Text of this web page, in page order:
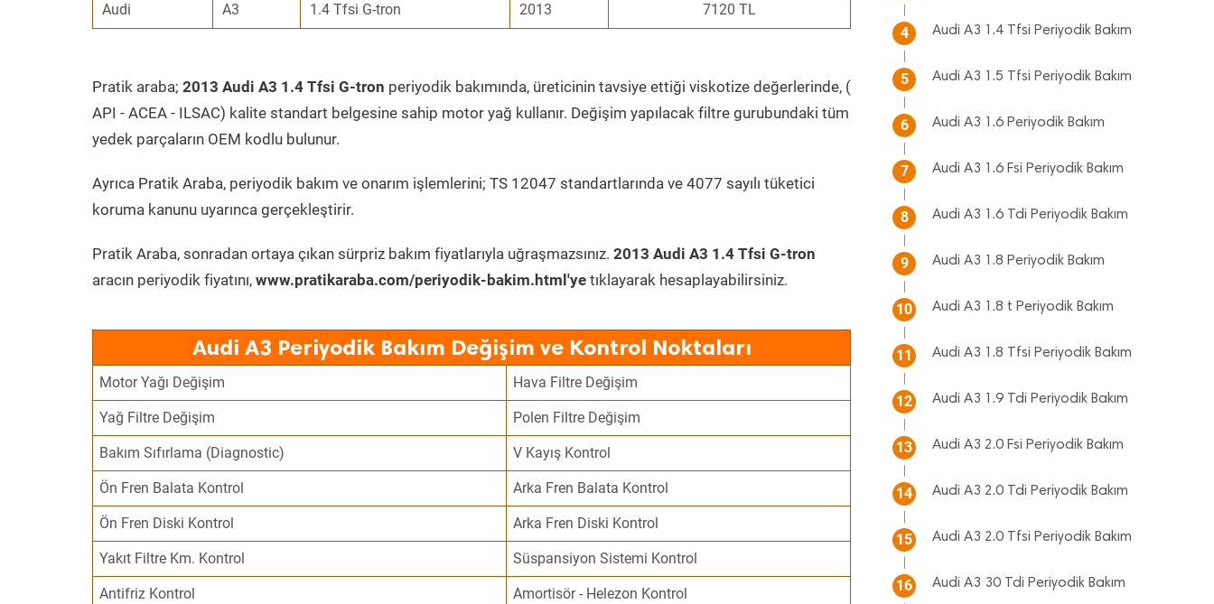
Audi A3 1.4 Tfsi G-tron 2013 7120 TL
Pratik araba; 2013 Audi A3 1.4 Tfsi G-tron periyodik bakımında, üreticinin tavsiye ettiği viskotize değerlerinde, (
API - ACEA - ILSAC) kalite standart belgesine sahip motor yağ kullanır. Değişim yapılacak filtre gurubundaki tüm
yedek parçaların OEM kodlu bulunur.
Ayrıca Pratik Araba, periyodik bakım ve onarım işlemlerini; TS 12047 standartlarında ve 4077 sayılı tüketici
koruma kanunu uyarınca gerçekleştirir.
Pratik Araba, sonradan ortaya çıkan sürpriz bakım fiyatlarıyla uğraşmazsınız. 2013 Audi A3 1.4 Tfsi G-tron
aracın periyodik fiyatını, www.pratikaraba.com/periyodik-bakim.html'ye tıklayarak hesaplayabilirsiniz.
Audi A3 Periyodik Bakım Değişim ve Kontrol Noktaları
Motor Yağı Değişim Hava Filtre Değişim
Yağ Filtre Değişim Polen Filtre Değişim
Bakım Sıfırlama (Diagnostic) V Kayış Kontrol
Ön Fren Balata Kontrol Arka Fren Balata Kontrol
Ön Fren Diski Kontrol Arka Fren Diski Kontrol
Yakıt Filtre Km. Kontrol Süspansiyon Sistemi Kontrol
Antifriz Kontrol Amortisör - Helezon Kontrol
4 Audi A3 1.4 Tfsi Periyodik Bakım
5 Audi A3 1.5 Tfsi Periyodik Bakım
6 Audi A3 1.6 Periyodik Bakım
7 Audi A3 1.6 Fsi Periyodik Bakım
8 Audi A3 1.6 Tdi Periyodik Bakım
9 Audi A3 1.8 Periyodik Bakım
10 Audi A3 1.8 t Periyodik Bakım
11 Audi A3 1.8 Tfsi Periyodik Bakım
12 Audi A3 1.9 Tdi Periyodik Bakım
13 Audi A3 2.0 Fsi Periyodik Bakım
14 Audi A3 2.0 Tdi Periyodik Bakım
15 Audi A3 2.0 Tfsi Periyodik Bakım
16 Audi A3 30 Tdi Periyodik Bakım